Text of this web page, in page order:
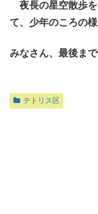
夜長の星空散歩
て、少年のころの
みなさん、最後ま
テトリス区